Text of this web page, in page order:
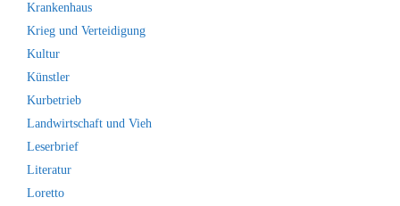
Krankenhaus
Krieg und Verteidigung
Kultur
Künstler
Kurbetrieb
Landwirtschaft und Vieh
Leserbrief
Literatur
Loretto